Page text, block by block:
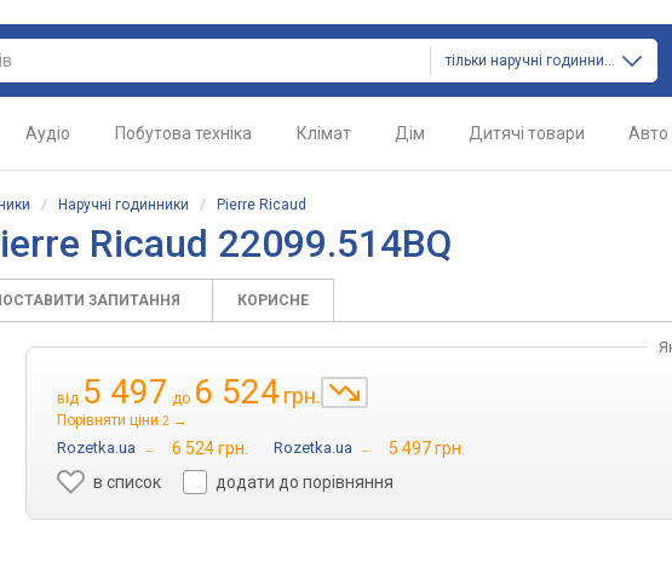
тільки наручні годинники
Аудіо Побутова техніка Клімат Дім Дитячі товари Авто
/ Наручні годинники / Pierre Ricaud
Ricaud 22099.514BQ
ЗАПИТАННЯ КОРИСНЕ
від 5 497 до 6 524грн.
Порівняти ціни 2 →
Rozetka.ua → 6 524 грн. Rozetka.ua →
5 497 грн.
в список
додати до порівняння